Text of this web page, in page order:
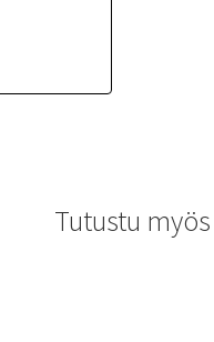
Tutustu myös